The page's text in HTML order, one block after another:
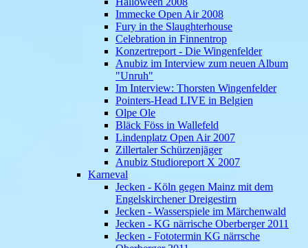
Immecke Open Air 2008
Fury in the Slaughterhouse
Celebration in Finnentrop
Konzertreport - Die Wingenfelder
Anubiz im Interview zum neuen Album
"Unruh"
Im Interview: Thorsten Wingenfelder
Pointers-Head LIVE in Belgien
Olpe Ole
Bläck Föss in Wallefeld
Lindenplatz Open Air 2007
Zillertaler Schürzenjäger
Anubiz Studioreport X 2007
Karneval
Jecken - Köln gegen Mainz mit dem
Engelskirchener Dreigestirn
Jecken - Wasserspiele im Märchenwald
Jecken - KG närrische Oberberger 2011
Jecken - Fototermin KG närrsche